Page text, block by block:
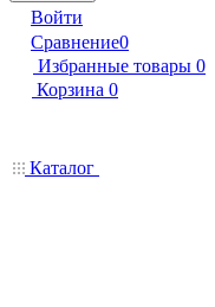
Войти
Сравнение0
Избранные товары 0
Корзина 0
Каталог